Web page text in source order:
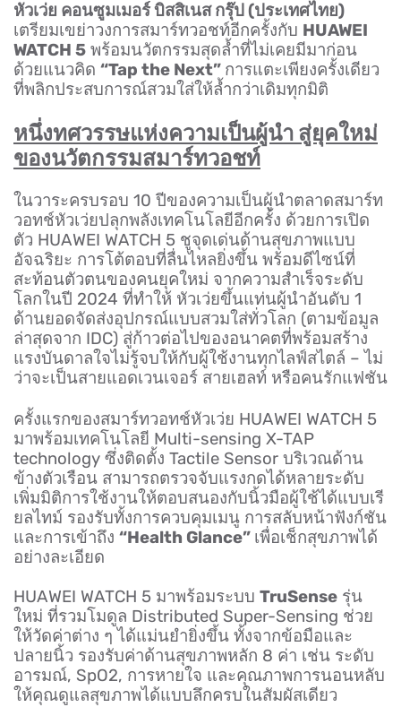
หัวเว่ย คอนซูมเมอร์ บิสสิเนส กรุ๊ป (ประเทศไทย)
เตรียมเขย่าวงการสมาร์ทวอชท์อีกครั้งกับ HUAWEI
WATCH 5 พร้อมนวัตกรรมสุดล้ำที่ไม่เคยมีมาก่อน
ด้วยแนวคิด “Tap the Next” การแตะเพียงครั้งเดียว
ที่พลิกประสบการณ์สวมใส่ให้ล้ำกว่าเดิมทุกมิติ
หนึ่งทศวรรษแห่งความเป็นผู้นำ สู่ยุคใหม่
ของนวัตกรรมสมาร์ทวอชท์
ในวาระครบรอบ 10 ปีของความเป็นผู้นำตลาดสมาร์ท
วอทช์หัวเว่ยปลุกพลังเทคโนโลยีอีกครั้ง ด้วยการเปิด
ตัว HUAWEI WATCH 5 ชูจุดเด่นด้านสุขภาพแบบ
อัจฉริยะ การโต้ตอบที่ลื่นไหลยิ่งขึ้น พร้อมดีไซน์ที่
สะท้อนตัวตนของคนยุคใหม่ จากความสำเร็จระดับ
โลกในปี 2024 ที่ทำให้ หัวเว่ยขึ้นแท่นผู้นำอันดับ 1
ด้านยอดจัดส่งอุปกรณ์แบบสวมใส่ทั่วโลก (ตามข้อมูล
ล่าสุดจาก IDC) สู่ก้าวต่อไปของอนาคตที่พร้อมสร้าง
แรงบันดาลใจไม่รู้จบให้กับผู้ใช้งานทุกไลฟ์สไตล์ – ไม่
ว่าจะเป็นสายแอดเวนเจอร์ สายเฮลท์ หรือคนรักแฟชัน
ครั้งแรกของสมาร์ทวอทช์หัวเว่ย HUAWEI WATCH 5
มาพร้อมเทคโนโลยี Multi-sensing X-TAP
technology ซึ่งติดตั้ง Tactile Sensor บริเวณด้าน
ข้างตัวเรือน สามารถตรวจจับแรงกดได้หลายระดับ
เพิ่มมิติการใช้งานให้ตอบสนองกับนิ้วมือผู้ใช้ได้แบบเรี
ยลไทม์ รองรับทั้งการควบคุมเมนู การสลับหน้าฟังก์ชัน
และการเข้าถึง “Health Glance” เพื่อเช็กสุขภาพได้
อย่างละเอียด
HUAWEI WATCH 5 มาพร้อมระบบ TruSense รุ่น
ใหม่ ที่รวมโมดูล Distributed Super-Sensing ช่วย
ให้วัดค่าต่าง ๆ ได้แม่นยำยิ่งขึ้น ทั้งจากข้อมือและ
ปลายนิ้ว รองรับค่าด้านสุขภาพหลัก 8 ค่า เช่น ระดับ
อารมณ์, SpO2, การหายใจ และคุณภาพการนอนหลับ
ให้คุณดูแลสุขภาพได้แบบลึกครบในสัมผัสเดียว